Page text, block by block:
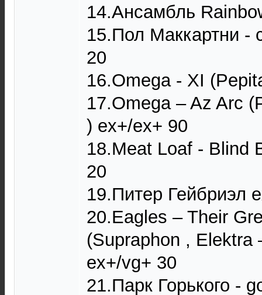
14.Ансамбль
15.Пол Маккартни -
20
16.Omega - XI
17.Omega ‎– Az Arc
) ex+/ex+ 90
18.Meat Loaf - Blind
20
19.Питер Гейбриэл
20.Eagles ‎– Their
(Supraphon ‎, Elektra
ex+/vg+ 30
21.Парк Горького -